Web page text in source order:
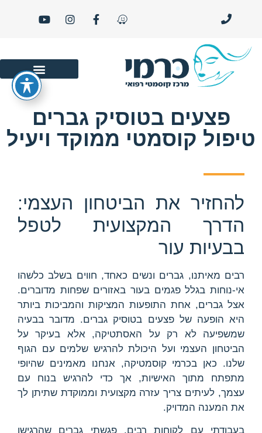
פצעים בטוסיק גברים
טיפול קוסמטי ממוקד ויעיל
להחזיר את הביטחון העצמי:
הדרך המקצועית לטפל
בבעיות עור
רבים מאיתנו, גברים ונשים כאחד, חווים בשלב כלשהו
אי-נוחות בגלל פגמים בעור באזורים שפחות מדוברים.
אצל גברים, אחת התופעות המציקות והמביכות ביותר
היא הופעה של פצעים בטוסיק גברים. מדובר בבעיה
שמשפיעה לא רק על האסתטיקה, אלא בעיקר על
הביטחון העצמי ועל היכולת להרגיש שלמים עם הגוף
שלנו. כאן בכרמי קוסמטיקה, אנחנו מאמינים שהיופי
מתפתח מתוך האישיות, אך כדי להרגיש בנוח עם
עצמך, לעיתים צריך עזרה מקצועית וממוקדת שתיתן לך
את המענה המדויק.
בעבודתי עם לקוחות רבים, פגשתי גברים שהרגישו